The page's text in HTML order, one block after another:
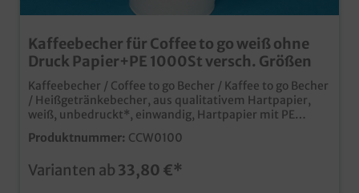
Kaffeebecher für Coffee to go weiß ohne
Druck Papier+PE 1000St versch. Größen
Kaffeebecher / Coffee to go Becher / Kaffee to go Becher
/ Heißgetränkebecher, aus qualitativem Hartpapier,
weiß, unbedruckt*, einwandig, Hartpapier mit PE
Beschichtung für optimales Dichthalten Gute
Wärmedämmung/Isolierung weiß für vielseitigen
(SUPD Logo ist aufgedruckt) ideal für Kaffee, Espresso,
Produktnummer: CCW0100
Varianten ab 33,80 €*